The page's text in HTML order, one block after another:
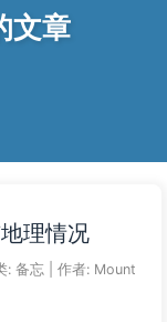
文章
理情况
: 备忘 作者: Mount